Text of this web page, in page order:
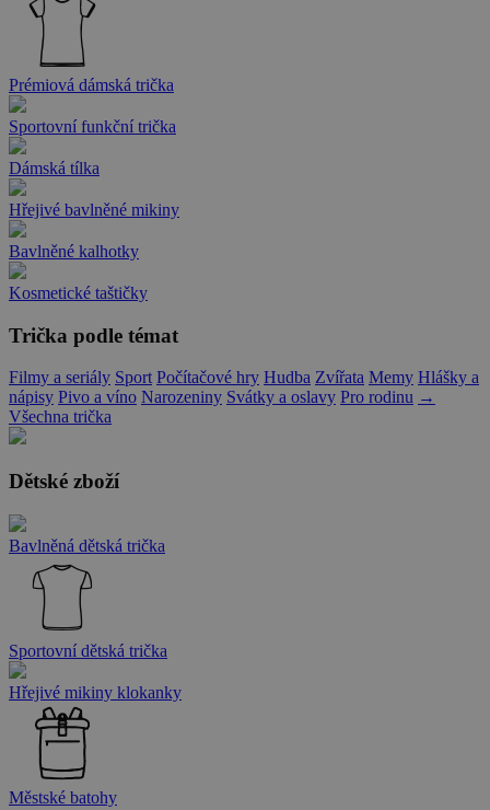
Prémiová dámská trička
Sportovní funkční trička
Dámská tílka
Hřejivé bavlněné mikiny
Bavlněné kalhotky
Kosmetické taštičky
Trička podle témat
Filmy a seriály Sport Počítačové hry Hudba Zvířata Memy Hlášky a
nápisy Pivo a víno Narozeniny Svátky a oslavy Pro rodinu →
Všechna trička
Dětské zboží
Bavlněná dětská trička
Sportovní dětská trička
Hřejivé mikiny klokanky
Městské batohy